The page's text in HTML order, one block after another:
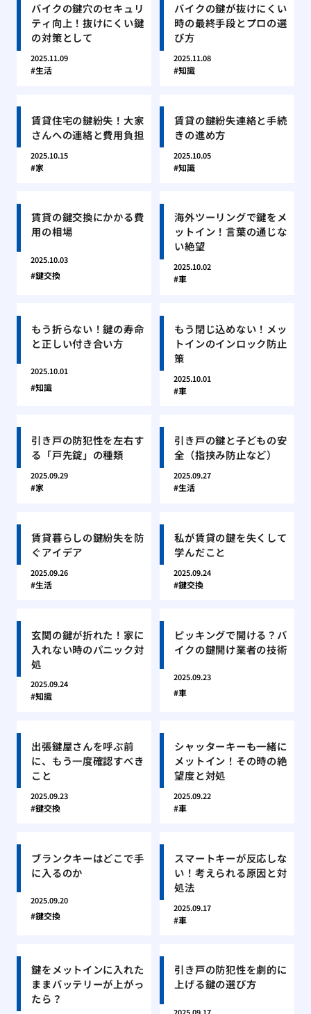
バイクの鍵穴のセキュリ
ティ向上！抜けにくい鍵
の対策として
2025.11.09
生活
バイクの鍵が抜けにくい
時の最終手段とプロの選
び方
2025.11.08
知識
賃貸住宅の鍵紛失！大家
さんへの連絡と費用負担
2025.10.15
家
賃貸の鍵紛失連絡と手続
きの進め方
2025.10.05
知識
賃貸の鍵交換にかかる費
用の相場
2025.10.03
鍵交換
海外ツーリングで鍵をメ
ットイン！言葉の通じな
い絶望
2025.10.02
車
もう折らない！鍵の寿命
と正しい付き合い方
2025.10.01
知識
もう閉じ込めない！メッ
トインのインロック防止
策
2025.10.01
車
引き戸の防犯性を左右す
る「戸先錠」の種類
2025.09.29
家
引き戸の鍵と子どもの安
全（指挟み防止など）
2025.09.27
生活
賃貸暮らしの鍵紛失を防
ぐアイデア
2025.09.26
生活
私が賃貸の鍵を失くして
学んだこと
2025.09.24
鍵交換
玄関の鍵が折れた！家に
入れない時のパニック対
処
2025.09.24
知識
ピッキングで開ける？バ
イクの鍵開け業者の技術
2025.09.23
車
出張鍵屋さんを呼ぶ前
に、もう一度確認すべき
こと
2025.09.23
鍵交換
シャッターキーも一緒に
メットイン！その時の絶
望度と対処
2025.09.22
車
ブランクキーはどこで手
に入るのか
2025.09.20
鍵交換
スマートキーが反応しな
い！考えられる原因と対
処法
2025.09.17
車
鍵をメットインに入れた
ままバッテリーが上がっ
たら？
引き戸の防犯性を劇的に
上げる鍵の選び方